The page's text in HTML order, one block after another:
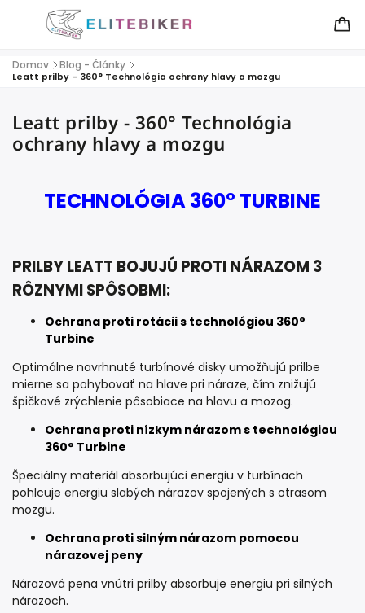
Domov / Blog - Články /
Leatt prilby - 360° Technológia ochrany hlavy a mozgu
Leatt prilby - 360° Technológia
ochrany hlavy a mozgu
TECHNOLÓGIA 360° TURBINE
PRILBY LEATT BOJUJÚ PROTI NÁRAZOM 3
RÔZNYMI SPÔSOBMI:
Ochrana proti rotácii s technológiou 360°
Turbine
Optimálne navrhnuté turbínové disky umožňujú prilbe
mierne sa pohybovať na hlave pri náraze, čím znižujú
špičkové zrýchlenie pôsobiace na hlavu a mozog.
Ochrana proti nízkym nárazom s technológiou
360° Turbine
Špeciálny materiál absorbujúci energiu v turbínach
pohlcuje energiu slabých nárazov spojených s otrasom
mozgu.
Ochrana proti silným nárazom pomocou
nárazovej peny
Nárazová pena vnútri prilby absorbuje energiu pri silných
nárazoch.